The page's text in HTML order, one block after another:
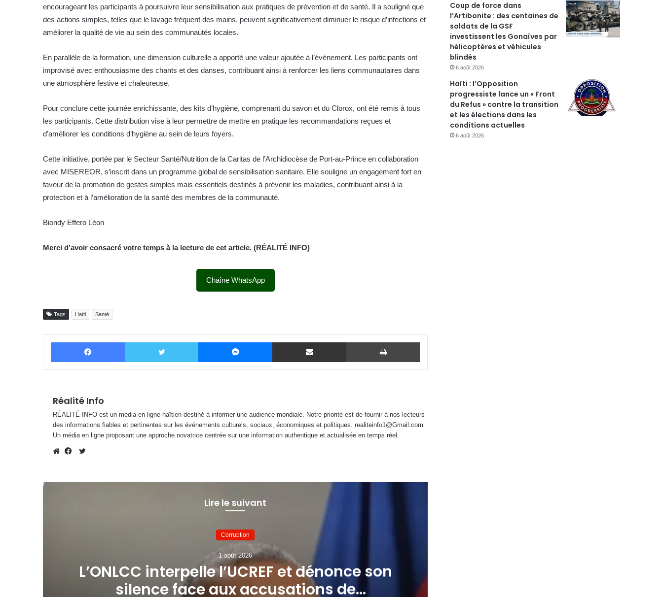
encourageant les participants à poursuivre leur sensibilisation aux pratiques de prévention et de santé. Il a souligné que
des actions simples, telles que le lavage fréquent des mains, peuvent significativement diminuer le risque d’infections et
améliorer la qualité de vie au sein des communautés locales.
En parallèle de la formation, une dimension culturelle a apporté une valeur ajoutée à l’événement. Les participants ont
improvisé avec enthousiasme des chants et des danses, contribuant ainsi à renforcer les liens communautaires dans
une atmosphère festive et chaleureuse.
Pour conclure cette journée enrichissante, des kits d’hygiène, comprenant du savon et du Clorox, ont été remis à tous
les participants. Cette distribution vise à leur permettre de mettre en pratique les recommandations reçues et
d’améliorer les conditions d’hygiène au sein de leurs foyers.
Cette initiative, portée par le Secteur Santé/Nutrition de la Caritas de l’Archidiocèse de Port-au-Prince en collaboration
avec MISEREOR, s’inscrit dans un programme global de sensibilisation sanitaire. Elle souligne un engagement fort en
faveur de la promotion de gestes simples mais essentiels destinés à prévenir les maladies, contribuant ainsi à la
protection et à l’amélioration de la santé des membres de la communauté.
Biondy Effero Léon
Merci d’avoir consacré votre temps à la lecture de cet article. (RÉALITÉ INFO)
Chaîne WhatsApp
Tags Haïti Santé
Facebook Twitter Messenger Partager par email Imprimer
Réalité Info
RÉALITÉ INFO est un média en ligne haïtien destiné à informer une audience mondiale. Notre priorité est de fournir à nos lecteurs
des informations fiables et pertinentes sur les événements culturels, sociaux, économiques et politiques. realiteinfo1@Gmail.com
Un média en ligne proposant une approche novatrice centrée sur une information authentique et actualisée en temps réel.
Lire le suivant
Corruption
1 août 2026
L’ONLCC interpelle l’UCREF et dénonce son
silence face aux accusations de
Coup de force dans
l’Artibonite : des centaines de
soldats de la GSF
investissent les Gonaïves par
hélicoptères et véhicules
blindés
6 août 2026
Haïti : l’Opposition
progressiste lance un « Front
du Refus » contre la transition
et les élections dans les
conditions actuelles
6 août 2026